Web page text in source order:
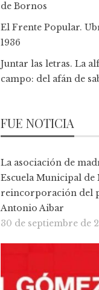
de Bornos
El Frente Popular.
1936
Juntar las letras. La
campo: del afán de
FUE NOTICIA
La asociación de
Escuela Municipal de
reincorporación del
Antonio Aibar
30 de septiembre de